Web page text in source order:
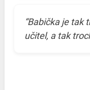
“Babička je tak
učitel, a tak